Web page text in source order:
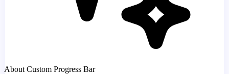
About Custom Progress Bar